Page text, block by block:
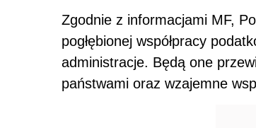
Zgodnie z informacjami MF,
pogłębionej współpracy podat
administracje. Będą one
państwami oraz wzajemne